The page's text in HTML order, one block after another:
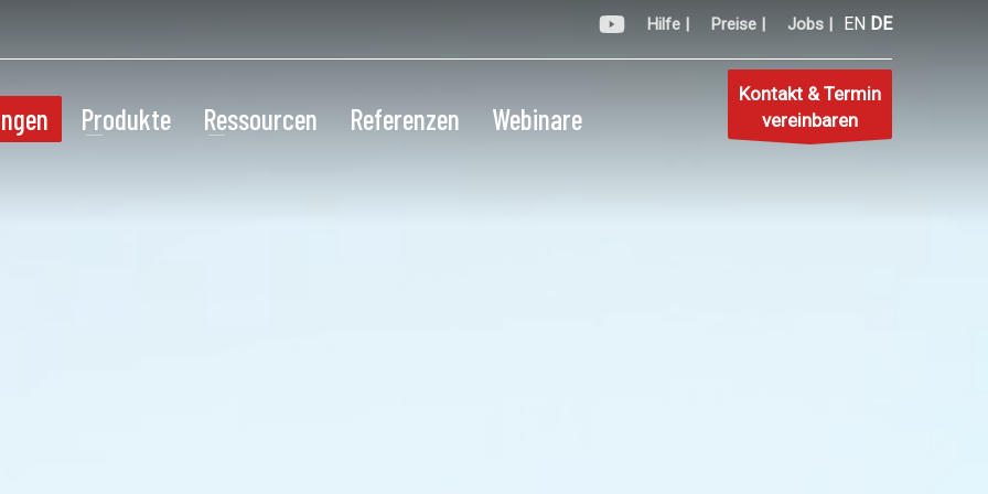
Hilfe | Preise | Jobs | EN DE
Produkte Ressourcen Referenzen Webinare
Kontakt & Termin
vereinbaren